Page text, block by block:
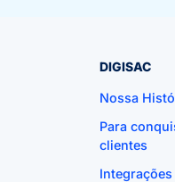
DIGISAC
Nossa
Para
clientes
Integrações